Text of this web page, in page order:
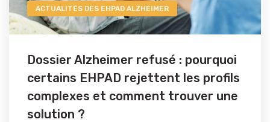
ACTUALITÉS DES EHPAD ALZHEIMER
Dossier Alzheimer refusé : pourquoi
certains EHPAD rejettent les profils
complexes et comment trouver une
solution ?